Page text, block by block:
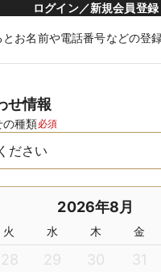
ログイン／新規会員登録
とお名前や電話番号などの登
せ情報
の種類必須
2026年8月
火 水 木 金
28 29 30 31